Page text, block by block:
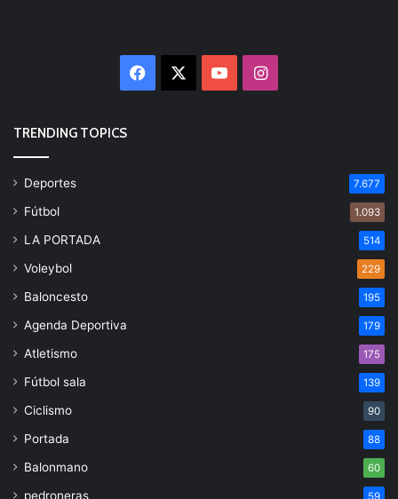
Facebook YouTubeInstagram
TRENDING TOPICS
Deportes 7.677
Fútbol 1.093
LA PORTADA 514
Voleybol 229
Baloncesto 195
Agenda Deportiva 179
Atletismo 175
Fútbol sala 139
Ciclismo 90
Portada 88
Balonmano 60
pedroneras